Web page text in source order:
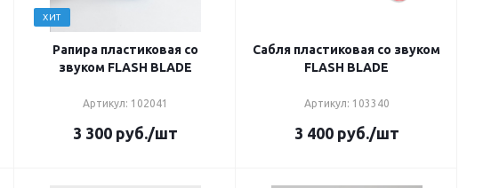
ХИТ
Рапира пластиковая со
звуком FLASH BLADE
Артикул: 102041
3 300руб./шт
Сабля пластиковая со звуком
FLASH BLADE
Артикул: 103340
3 400руб./шт